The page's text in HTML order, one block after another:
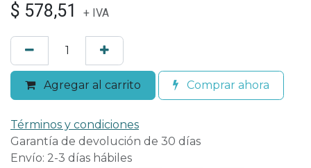
$ 578,51 + IVA
Agregar al carrito Comprar ahora
Términos y condiciones
Garantía de devolución de 30 días
Envío: 2-3 días hábiles